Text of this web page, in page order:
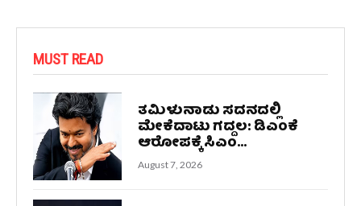
MUST READ
ತಮಿಳುನಾಡು ಸದನದಲ್ಲಿ
ಮೇಕೆದಾಟು ಗದ್ದಲ: ಡಿಎಂಕೆ
ಆರೋಪಕ್ಕೆ ಸಿಎಂ...
August 7, 2026